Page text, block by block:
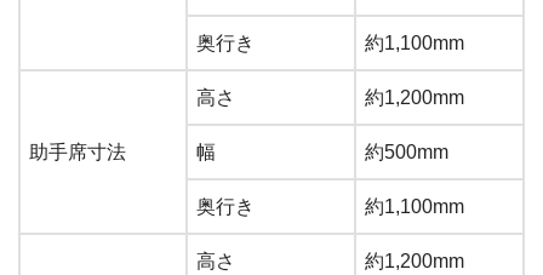
奥行き 約1,100mm
助手席寸法
高さ 約1,200mm
幅 約500mm
奥行き 約1,100mm
高さ 約1,200mm